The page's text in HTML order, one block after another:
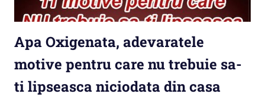
Apa Oxigenata, adevaratele
motive pentru care nu trebuie sa-
ti lipseasca niciodata din casa